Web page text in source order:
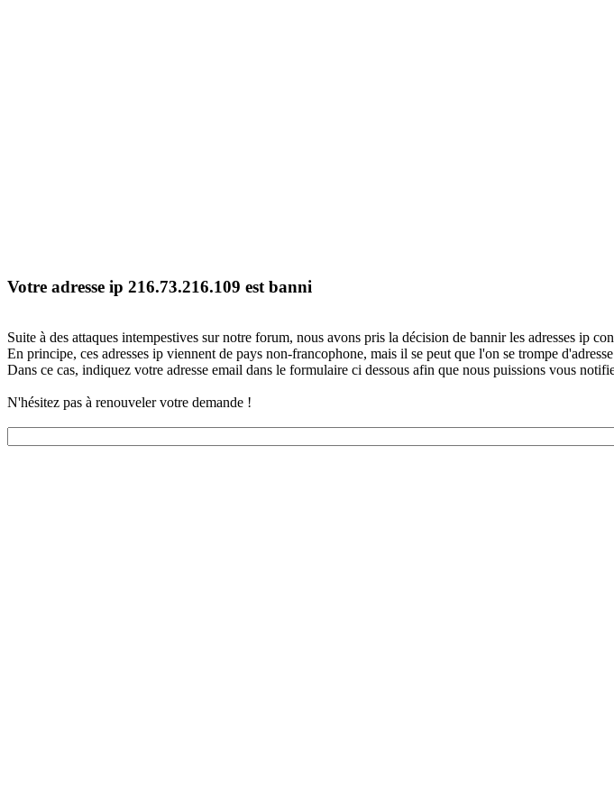
Votre adresse ip 216.73.216.109 est banni
Suite à des attaques intempestives sur notre forum, nous avons pris la décision de bannir les adresses ip
En principe, ces adresses ip viennent de pays non-francophone, mais il se peut que l'on se trompe
Dans ce cas, indiquez votre adresse email dans le formulaire ci dessous afin que nous puissions vous
N'hésitez pas à renouveler votre demande !